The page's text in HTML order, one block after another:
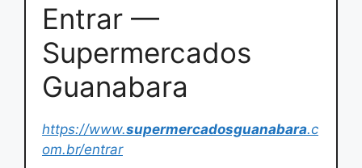
Entrar —
Supermercados
Guanabara
https://www.supermercadosguanabara.c
om.br/entrar